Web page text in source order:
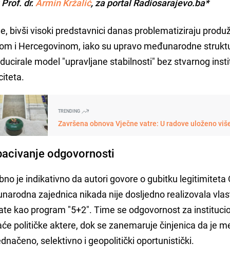
bivši visoki predstavnici danas problematiziraju
i Hercegovinom, iako su upravo međunarodne
model "upravljane stabilnosti" bez stvarnog
TRENDING
Završena obnova Vječne vatre: U radove uloženo
odgovornosti
je indikativno da autori govore o gubitku legitimiteta
zajednica nikada nije dosljedno realizovala
kao program "5+2". Time se odgovornost za
političke aktere, dok se zanemaruje činjenica da je
selektivno i geopolitički oportunistički.